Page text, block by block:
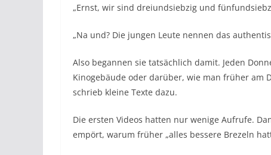
„Ernst, wir sind dreiundsiebzig und
„Na und? Die jungen Leute nennen das
Also begannen sie tatsächlich damit. Jeden
Kinogebäude oder darüber, wie man früher am
schrieb kleine Texte dazu.
Die ersten Videos hatten nur wenige Aufrufe.
empört, warum früher „alles bessere Brezeln